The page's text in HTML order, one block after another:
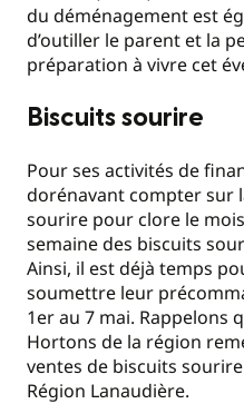
du déménagement est
d’outiller le parent et la
préparation à vivre cet
Biscuits sourire
Pour ses activités de
dorénavant compter sur
sourire pour clore le
semaine des biscuits
Ainsi, il est déjà temps
soumettre leur
1er au 7 mai. Rappelons
Hortons de la région
ventes de biscuits sourire
Région Lanaudière.